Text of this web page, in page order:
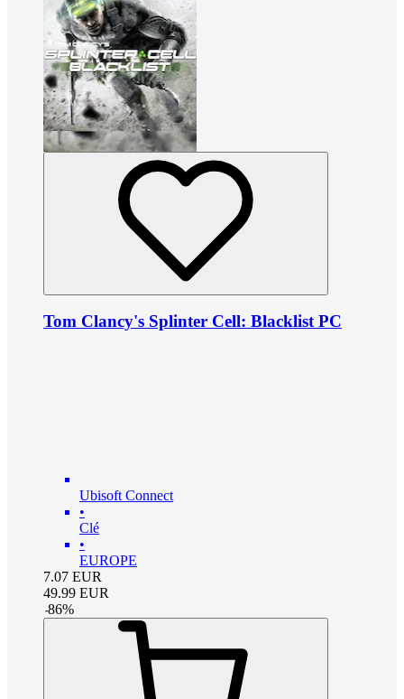
Tom Clancy's Splinter Cell: Blacklist PC
Ubisoft Connect
•
Clé
•
EUROPE
7.07 EUR
49.99 EUR
-86%